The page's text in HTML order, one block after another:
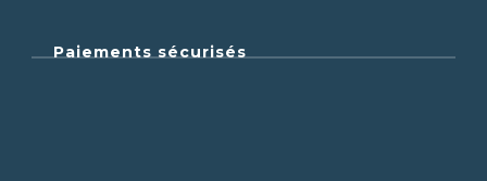
Paiements sécurisés